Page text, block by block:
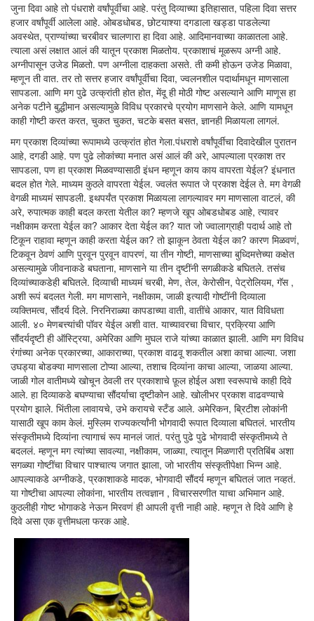
जुना दिवा आहे तो पंधराशे वर्षांपूर्वीचा आहे. परंतु दिव्याच्या इतिहासात, पहिला दिवा सत्तर
हजार वर्षांपूर्वी आलेला आहे. ओबडधोबड, छोटयाश्या दगडाला खड्डा पाडलेल्या
अवस्थेत, प्राण्यांच्या चरबीवर चालणारा हा दिवा आहे. आदिमानवाच्या काळातला आहे.
त्याला असं लक्षात आलं की यातून प्रकाश मिळतोय. प्रकाशाचं मूळरूप अग्नी आहे.
अग्नीपासून उजेड मिळतो. पण अग्नीला दाहकता असते. ती कमी होऊन उजेड मिळावा,
म्हणून ती वात. तर तो सत्तर हजार वर्षांपूर्वीचा दिवा, ज्वलनशील पदार्थामधून माणसाला
सापडला. आणि मग पुढे उत्क्रांती होत होत, मेंदू ही मोठी गोष्ट असल्याने आणि माणूस हा
अनेक पटीने बुद्धीमान असल्यामुळे विविध प्रकारचे प्रयोग माणसाने केले. आणि यामधून
काही गोष्टी करत करत, चुकत चुकत, चटके बसत बसत, ज्ञानही मिळायला लागलं.
मग प्रकाश दिव्यांच्या रूपामध्ये उत्क्रांत होत गेला.पंधराशे वर्षांपूर्वीचा दिवादेखील पुरातन
आहे, दगडी आहे. पण पुढे लोकांच्या मनात असं आलं की अरे, आपल्याला प्रकाश तर
सापडला, पण हा प्रकाश मिळवण्यासाठी इंधन म्हणून काय काय वापरता येईल? इंधनात
बदल होत गेले. माध्यम कुठले वापरता येईल. ज्वलंत रूपात जे प्रकाश देईल ते. मग वेगळी
वेगळी माध्यमं सापडली. इथपर्यंत प्रकाश मिळायला लागल्यावर मग माणसाला वाटलं, की
अरे, रुपात्मक काही बदल करता येतील का? म्हणजे खूप ओबडधोबड आहे, त्यावर
नक्षीकाम करता येईल का? आकार देता येईल का? यात जो ज्वालाग्राही पदार्थ आहे तो
टिकून राहावा म्हणून काही करता येईल का? तो झाकून ठेवता येईल का? कारण मिळवणं,
टिकवून ठेवणं आणि पुरवून पुरवून वापरणं, या तीन गोष्टी, माणसाच्या बुध्दिमत्तेच्या कक्षेत
असल्यामुळे जीवनाकडे बघताना, माणसाने या तीन दृष्टींनी सगळीकडे बघितले. तसंच
दिव्यांच्याकडेही बघितले. दिव्याची माध्यमं चरबी, मेण, तेल, केरोसीन, पेट्रोलियम, गॅस ,
अशी रूपं बदलत गेली. मग माणसाने, नक्षीकाम, जाळी इत्यादी गोष्टींनी दिव्याला
व्यक्तिमत्व, सौंदर्य दिले. निरनिराळ्या कापडाच्या वाती, वातींचे आकार, यात विविधता
आली. ४० मेणबत्त्यांची पॉवर येईल अशी वात. याच्यावरचा विचार, प्रक्रिया आणि
सौंदर्यदृष्टी ही ऑस्ट्रिया, अमेरिका आणि मुघल राजे यांच्या काळात झाली. आणि मग विविध
रंगांच्या अनेक प्रकारच्या, आकाराच्या, प्रकाश वाढवू शकतील अशा काचा आल्या. जशा
उघड्या बोडक्या माणसाला टोप्या आल्या, तशाच दिव्यांना काचा आल्या, जाळया आल्या.
जाळी गोल वातीमध्ये खोचून ठेवली तर प्रकाशाचे फ़ूल होईल अशा स्वरूपाचे काही दिवे
आले. हा दिव्याकडे बघण्याचा सौंदर्याचा दृष्टीकोन आहे. खोलीभर प्रकाश वाढवण्याचे
प्रयोग झाले. भिंतीला लावायचे, उभे करायचे स्टँड आले. अमेरिकन, ब्रिटीश लोकांनी
यासाठी खूप काम केलं. मुस्लिम राज्यकर्त्यांनी भोगवादी रूपात दिव्याला बघितलं. भारतीय
संस्कृतीमध्ये दिव्यांना त्यागाचं रूप मानलं जातं. परंतु पुढे पुढे भोगवादी संस्कृतीमध्ये ते
बदललं. म्हणून मग त्यांच्या सावल्या, नक्षीकाम, जाळ्या, त्यातून मिळणारी प्रतिबिंब अशा
सगळ्या गोष्टींचा विचार पाश्चात्य जगात झाला, जो भारतीय संस्कृतीपेक्षा भिन्न आहे.
आपल्याकडे अग्नीकडे, प्रकाशाकडे मादक, भोगवादी सौंदर्य म्हणून बघितलं जात नव्हतं.
या गोष्टीचा आपल्या लोकांना, भारतीय तत्वज्ञान , विचारसरणीत याचा अभिमान आहे.
कुठलीही गोष्ट भोगाकडे नेऊन मिरवणं ही आपली वृत्ती नाही आहे. म्हणून ते दिवे आणि हे
दिवे असा एक वृत्तीमधला फरक आहे.